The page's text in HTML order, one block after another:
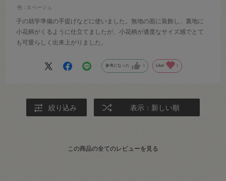
色：3.ベージュ
子の就学準備の手提げなどに使いました。無地の面に装飾し、裏地に
小花柄がくるように仕立てましたが、小花柄が適度なサイズ感でとて
も可愛らしく出来上がりました。
参考になった 1 Like! 1
絞り込み 表示：新しい順
この商品の全てのレビューを見る